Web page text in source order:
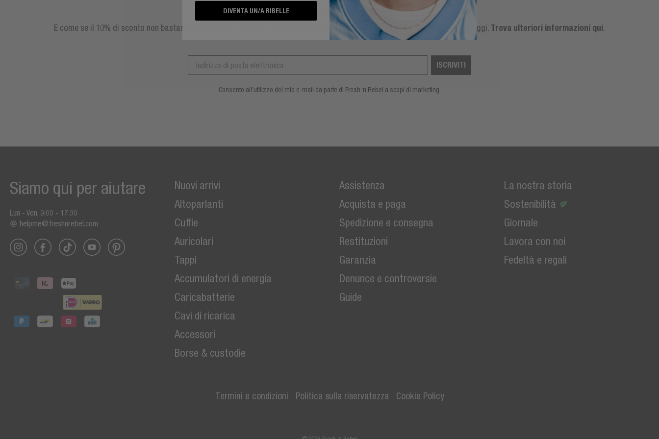
Abbonati alla newsletter per diventare un/a Ribelle
E come se il 10% di sconto non bastasse, diventare un membro del Rebel Club significa godere anche di tantissimi altri vantaggi. Trova ulteriori informazioni qui.
ISCRIVITI
Consento all’utilizzo del mio e-mail da parte di Fresh ‘n Rebel a scopi di marketing.
Nuovi arrivi
Altoparlanti
Cuffie
Auricolari
Tappi
Accumulatori di energia
Caricabatterie
Cavi di ricarica
Accessori
Borse & custodie
Assistenza
Acquista e paga
Spedizione e consegna
Restituzioni
Garanzia
Denunce e controversie
Guide
La nostra storia
Sostenibilità
Giornale
Lavora con noi
Fedeltà e regali
Siamo qui per aiutare
Lun - Ven, 9:00 - 17:30
helpme@freshnrebel.com
Termini e condizioni Politica sulla riservatezza Cookie Policy
DIVENTA UN/A RIBELLE